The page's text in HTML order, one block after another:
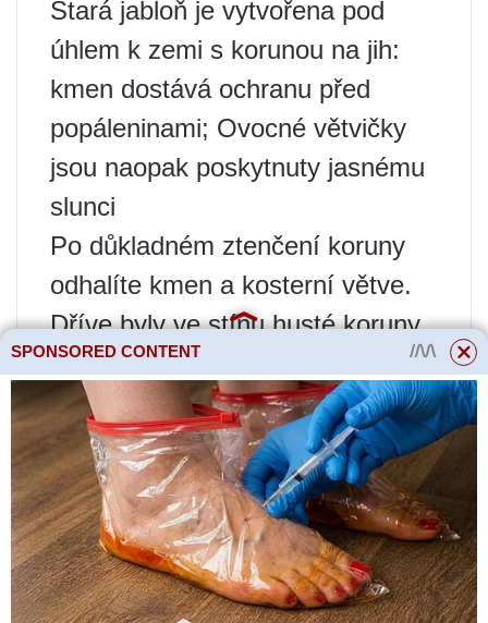
Stará jabloň je vytvořena pod
úhlem k zemi s korunou na jih:
kmen dostává ochranu před
popáleninami; Ovocné větvičky
jsou naopak poskytnuty jasnému
slunci
Po důkladném ztenčení koruny
odhalíte kmen a kosterní větve.
Dříve byly ve stínu husté koruny,
po prořezání se zvyšuje riziko
úpalu a hlubokých mrazových
děr. Často, po prudké změně
osvětlení, se na stromech vyvine
černá rakovina. Abyste tomu
zabránili, nezapomeňte jabloně
bělit každý podzim, zejména před
SPONSORED CONTENT